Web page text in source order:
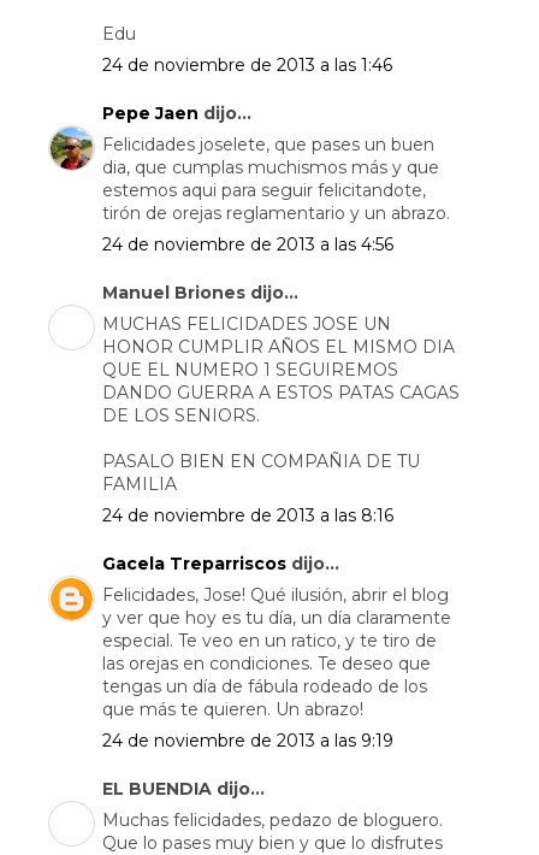
Edu
24 de noviembre de 2013 a las 1:46
Pepe Jaen dijo...
Felicidades joselete, que pases un buen
dia, que cumplas muchismos más y que
estemos aqui para seguir felicitandote,
tirón de orejas reglamentario y un abrazo.
24 de noviembre de 2013 a las 4:56
Manuel Briones dijo...
MUCHAS FELICIDADES JOSE UN
HONOR CUMPLIR AÑOS EL MISMO DIA
QUE EL NUMERO 1 SEGUIREMOS
DANDO GUERRA A ESTOS PATAS CAGAS
DE LOS SENIORS.
PASALO BIEN EN COMPAÑIA DE TU
FAMILIA
24 de noviembre de 2013 a las 8:16
Gacela Treparriscos dijo...
Felicidades, Jose! Qué ilusión, abrir el blog
y ver que hoy es tu día, un día claramente
especial. Te veo en un ratico, y te tiro de
las orejas en condiciones. Te deseo que
tengas un día de fábula rodeado de los
que más te quieren. Un abrazo!
24 de noviembre de 2013 a las 9:19
EL BUENDIA dijo...
Muchas felicidades, pedazo de bloguero.
Que lo pases muy bien y que lo disfrutes